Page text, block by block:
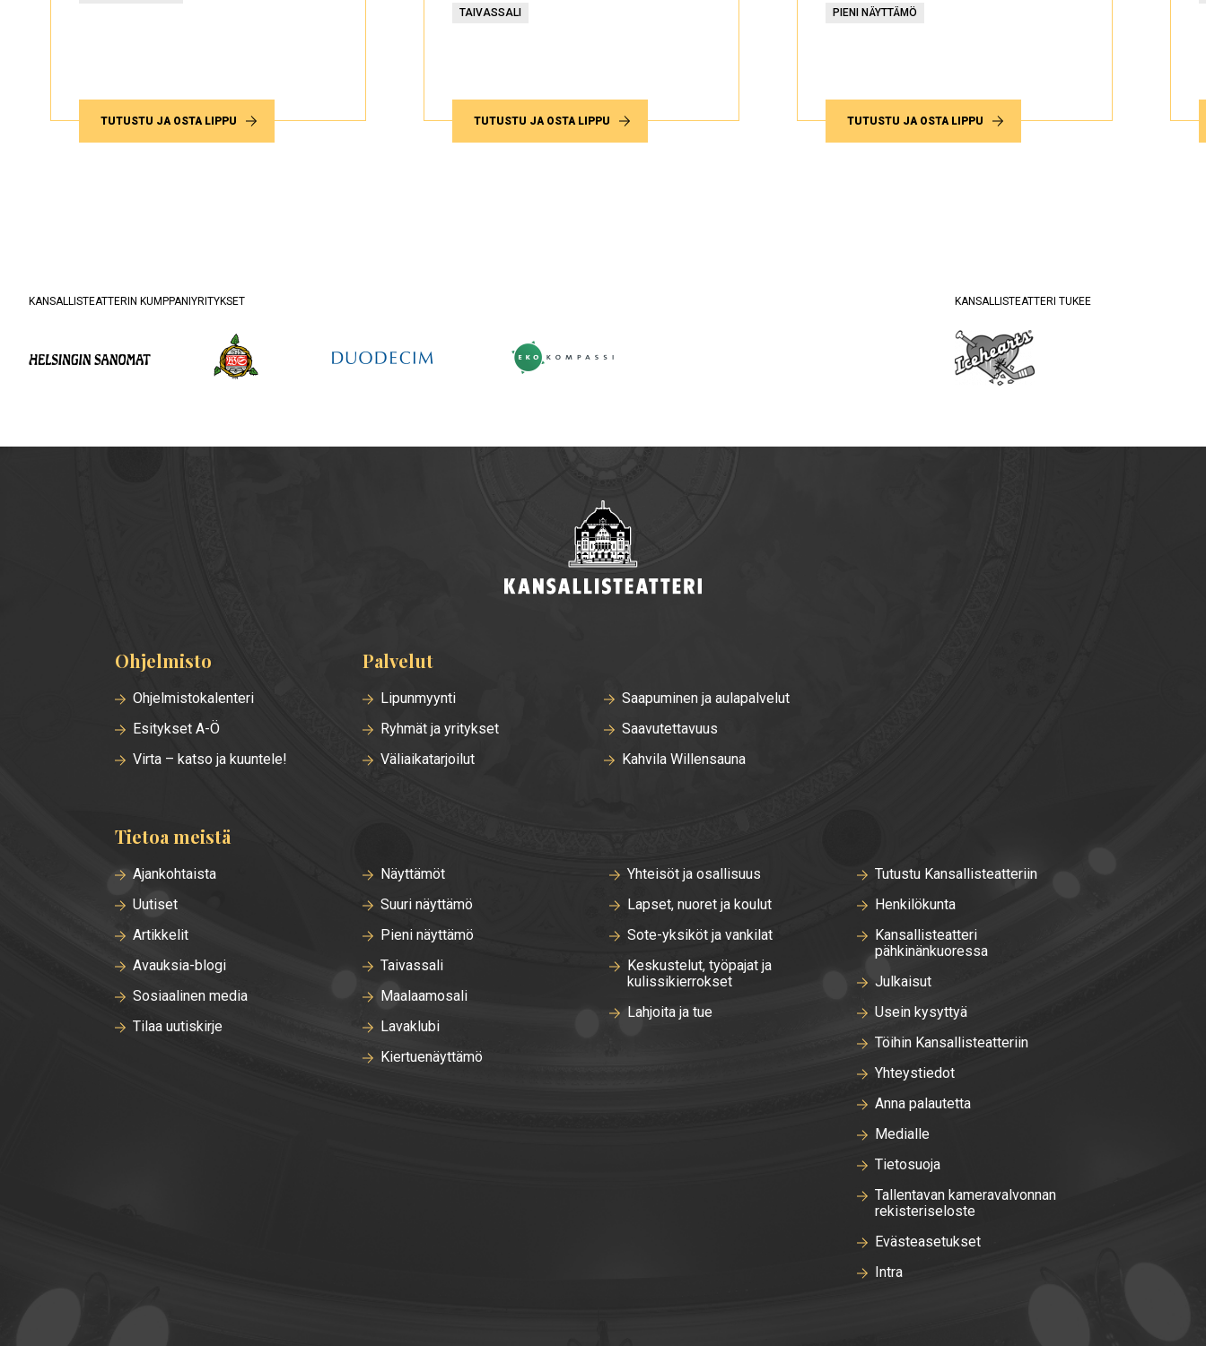
TUTUSTU JA OSTA LIPPU
TAIVASSALI
TUTUSTU JA OSTA LIPPU
PIENI NÄYTTÄMÖ
TUTUSTU JA OSTA LIPPU
KANSALLISTEATTERIN KUMPPANIYRITYKSET KANSALLISTEATTERI TUKEE
Alatunnisteen
valikko
Ohjelmisto
Ohjelmistokalenteri
Esitykset A-Ö
Virta – katso ja kuuntele!
Palvelut
Lipunmyynti
Ryhmät ja yritykset
Väliaikatarjoilut
Saapuminen ja aulapalvelut
Saavutettavuus
Kahvila Willensauna
Tietoa meistä
Ajankohtaista
Uutiset
Artikkelit
Avauksia-blogi
Sosiaalinen media
Tilaa uutiskirje
Näyttämöt
Suuri näyttämö
Pieni näyttämö
Taivassali
Maalaamosali
Lavaklubi
Kiertuenäyttämö
Yhteisöt ja osallisuus
Lapset, nuoret ja koulut
Sote-yksiköt ja vankilat
Keskustelut, työpajat ja
kulissikierrokset
Lahjoita ja tue
Tutustu Kansallisteatteriin
Henkilökunta
Kansallisteatteri
pähkinänkuoressa
Julkaisut
Usein kysyttyä
Töihin Kansallisteatteriin
Yhteystiedot
Anna palautetta
Medialle
Tietosuoja
Tallentavan kameravalvonnan
rekisteriseloste
Evästeasetukset
Intra